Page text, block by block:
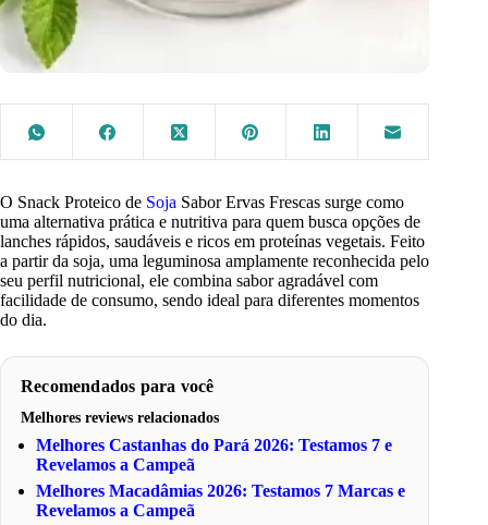
O Snack Proteico de Soja Sabor Ervas Frescas surge como
uma alternativa prática e nutritiva para quem busca opções de
lanches rápidos, saudáveis e ricos em proteínas vegetais. Feito
a partir da soja, uma leguminosa amplamente reconhecida pelo
seu perfil nutricional, ele combina sabor agradável com
facilidade de consumo, sendo ideal para diferentes momentos
do dia.
Recomendados para você
Melhores reviews relacionados
Melhores Castanhas do Pará 2026: Testamos 7 e
Revelamos a Campeã
Melhores Macadâmias 2026: Testamos 7 Marcas e
Revelamos a Campeã